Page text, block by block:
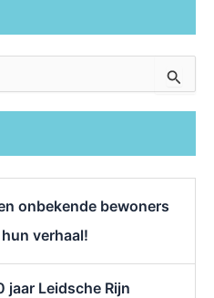
onbekende bewoners
verhaal!
jaar Leidsche Rijn